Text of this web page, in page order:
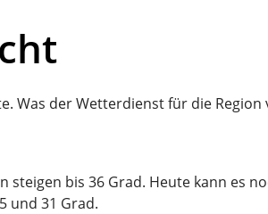
Was der Wetterdienst für die Region
bis 36 Grad. Heute kann es
und 31 Grad.